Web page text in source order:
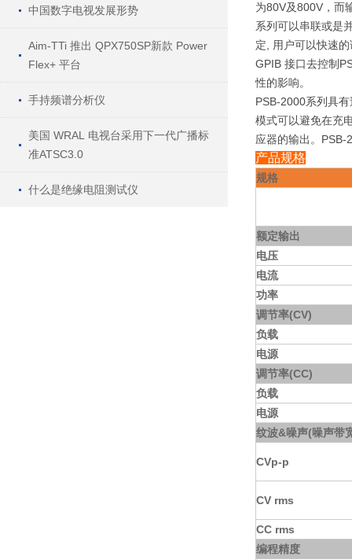
中国数字电视发展形势
Aim-TTi 推出 QPX750SP新款 Power
Flex+ 平台
手持频谱分析仪
美国 WRAL 电视台采用下一代广播标
准ATSC3.0
什么是绝缘电阻测试仪
为80V及800V，而
系列可以串联或是
定, 用户可以快速
GPIB 接口去控制
性的影响。
PSB-2000系列具
模式可以避免在充
应器的输出。PSB-
产品规格
规格
额定输出
电压
电流
功率
调节率(CV)
负载
电源
调节率(CC)
负载
电源
纹波&噪声(噪声带
CVp-p
CV rms
CC rms
编程精度